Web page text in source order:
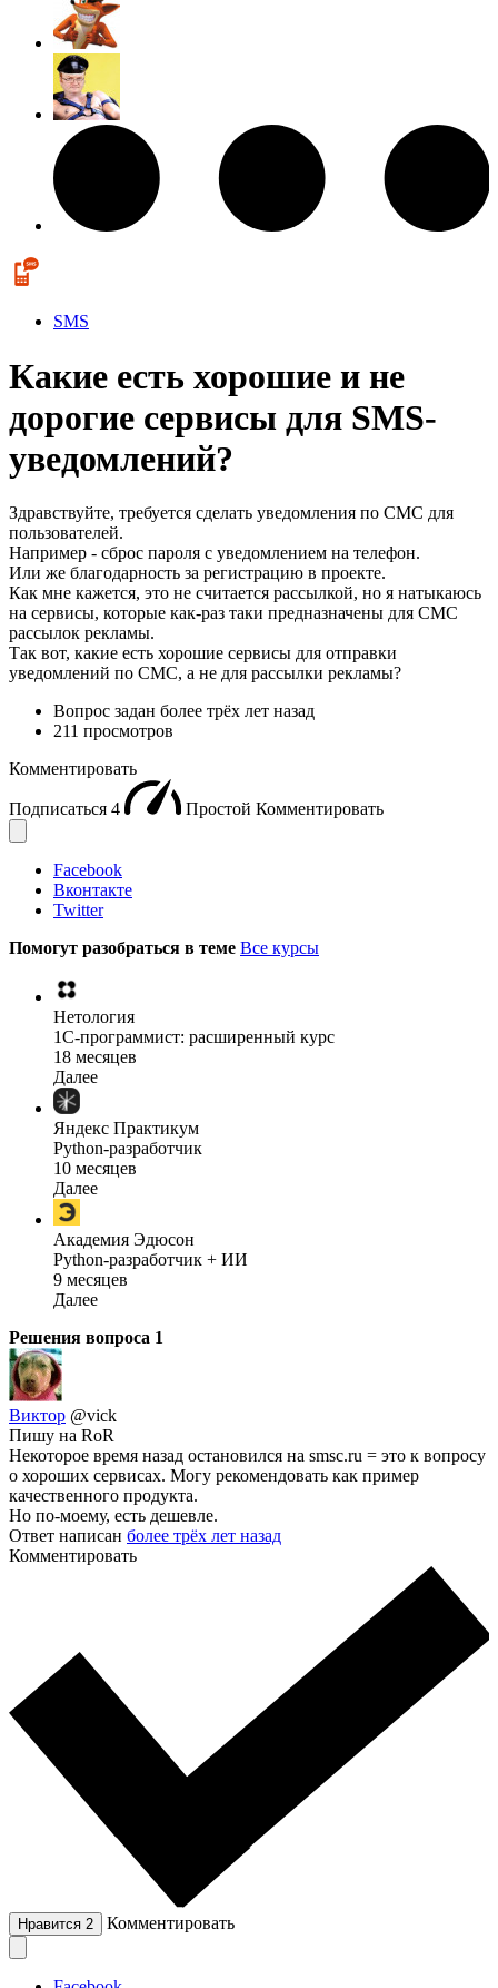
SMS
Какие есть хорошие и не
дорогие сервисы для SMS-
уведомлений?
Здравствуйте, требуется сделать уведомления по СМС для
пользователей.
Например - сброс пароля с уведомлением на телефон.
Или же благодарность за регистрацию в проекте.
Как мне кажется, это не считается рассылкой, но я натыкаюсь
на сервисы, которые как-раз таки предназначены для СМС
рассылок рекламы.
Так вот, какие есть хорошие сервисы для отправки
уведомлений по СМС, а не для рассылки рекламы?
Вопрос задан более трёх лет назад
211 просмотров
Комментировать
Подписаться 4 Простой Комментировать
Facebook
Вконтакте
Twitter
Помогут разобраться в теме Все курсы
Нетология
1C-программист: расширенный курс
18 месяцев
Далее
Яндекс Практикум
Python-разработчик
10 месяцев
Далее
Академия Эдюсон
Python-разработчик + ИИ
9 месяцев
Далее
Решения вопроса 1
Виктор @vick
Пишу на RoR
Некоторое время назад остановился на smsc.ru = это к вопросу
о хороших сервисах. Могу рекомендовать как пример
качественного продукта.
Но по-моему, есть дешевле.
Ответ написан более трёх лет назад
Комментировать
Нравится 2 Комментировать